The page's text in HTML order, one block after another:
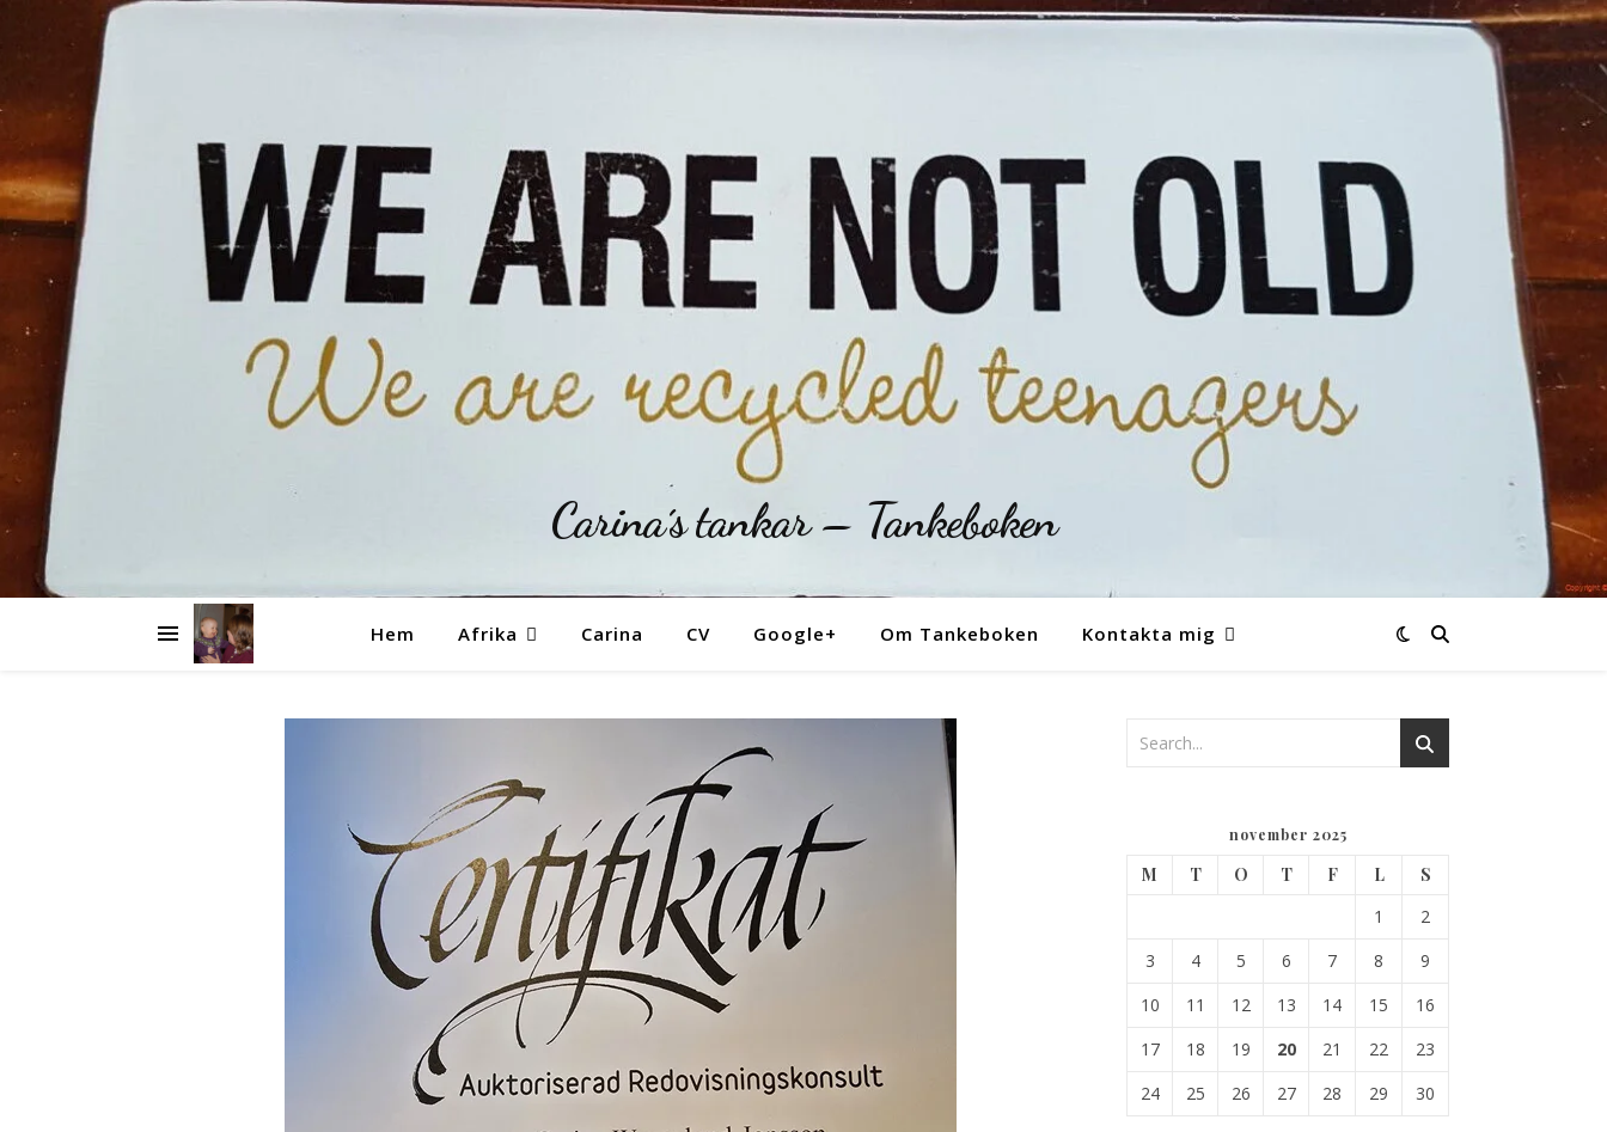
Carina´s tankar – Tankeboken
Hem Afrika Carina CV Google+ Om Tankeboken Kontakta mig
november 2025
M T O T F L
S
1
2
3
4 5 6 7 8
9
10
11 12 13 14 15
16
17
18 19 20 21 22
23
24
25 26 27 28 29 30